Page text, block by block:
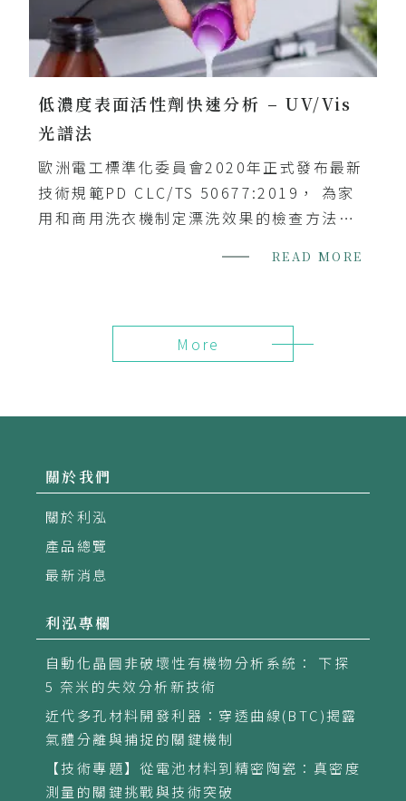
低濃度表面活性劑快速分析 – UV/Vis
光譜法
歐洲電工標準化委員會2020年正式發布最新
技術規範PD CLC/TS 50677:2019， 為家
用和商用洗衣機制定漂洗效果的檢查方法，
READ MORE
More
關於我們
關於利泓
產品總覽
最新消息
利泓專欄
自動化晶圓非破壞性有機物分析系統： 下探
5 奈米的失效分析新技術
近代多孔材料開發利器：穿透曲線(BTC)揭露
氣體分離與捕捉的關鍵機制
【技術專題】從電池材料到精密陶瓷：真密度
測量的關鍵挑戰與技術突破